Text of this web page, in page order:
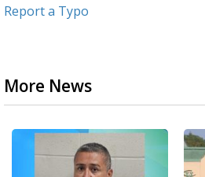
Report a Typo
More News